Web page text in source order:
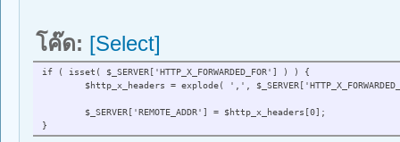
โค๊ด: [Select]
if ( isset( $_SERVER['HTTP_X_FORWARDED_FOR'] ) ) {
$http_x_headers = explode( ',',
$_SERVER['REMOTE_ADDR'] = $http_x_headers[0];
}